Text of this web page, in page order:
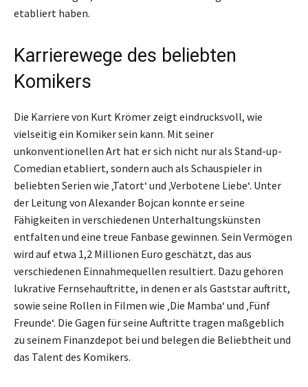
etabliert haben.
Karrierewege des beliebten
Komikers
Die Karriere von Kurt Krömer zeigt eindrucksvoll, wie
vielseitig ein Komiker sein kann. Mit seiner
unkonventionellen Art hat er sich nicht nur als Stand-up-
Comedian etabliert, sondern auch als Schauspieler in
beliebten Serien wie ‚Tatort‘ und ‚Verbotene Liebe‘. Unter
der Leitung von Alexander Bojcan konnte er seine
Fähigkeiten in verschiedenen Unterhaltungskünsten
entfalten und eine treue Fanbase gewinnen. Sein Vermögen
wird auf etwa 1,2 Millionen Euro geschätzt, das aus
verschiedenen Einnahmequellen resultiert. Dazu gehören
lukrative Fernsehauftritte, in denen er als Gaststar auftritt,
sowie seine Rollen in Filmen wie ‚Die Mamba‘ und ‚Fünf
Freunde‘. Die Gagen für seine Auftritte tragen maßgeblich
zu seinem Finanzdepot bei und belegen die Beliebtheit und
das Talent des Komikers.